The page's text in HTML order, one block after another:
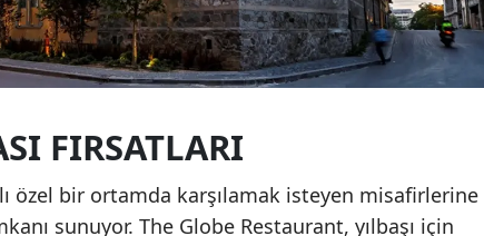
FIRSATLARI
özel bir ortamda karşılamak isteyen misafirlerine
sunuyor. The Globe Restaurant, yılbaşı için